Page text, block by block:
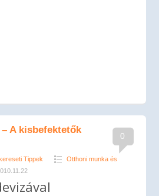
0
A kisbefektetők
Tippek
Otthoni munka és